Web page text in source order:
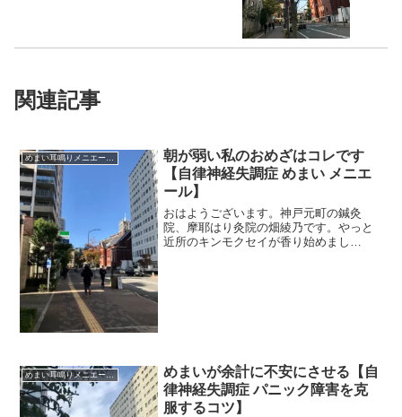
関連記事
朝が弱い私のおめざはコレです
【自律神経失調症 めまい メニエ
ール】
おはようございます。神戸元町の鍼灸
院、摩耶はり灸院の畑綾乃です。やっと
近所のキンモクセイが香り始めまし
めまい耳鳴りメニエール突発性難聴
めまいが余計に不安にさせる【自
律神経失調症 パニック障害を克
服するコツ】